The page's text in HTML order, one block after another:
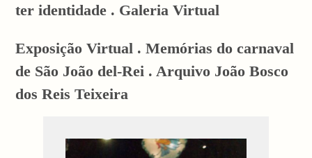
ter identidade . Galeria Virtual
Exposição Virtual . Memórias do carnaval
de São João del-Rei . Arquivo João Bosco
dos Reis Teixeira